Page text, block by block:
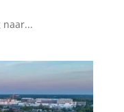
naar...